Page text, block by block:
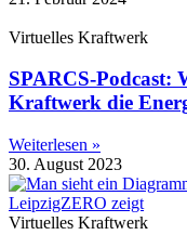
Virtuelles Kraftwerk
SPARCS-Podcast:
Kraftwerk die
Weiterlesen »
30. August 2023
Virtuelles Kraftwerk